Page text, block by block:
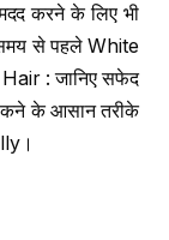
करने के लिए भी
समय से पहले White
Hair : जानिए सफेद
के आसान तरीके